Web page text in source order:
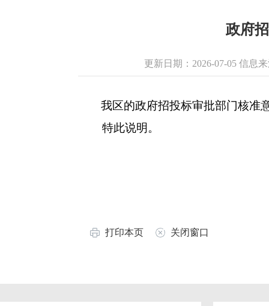
政府
更新日期：2026-07-05 信息
我区的政府招投标审批部门核准意
特此说明。
打印本页 关闭窗口